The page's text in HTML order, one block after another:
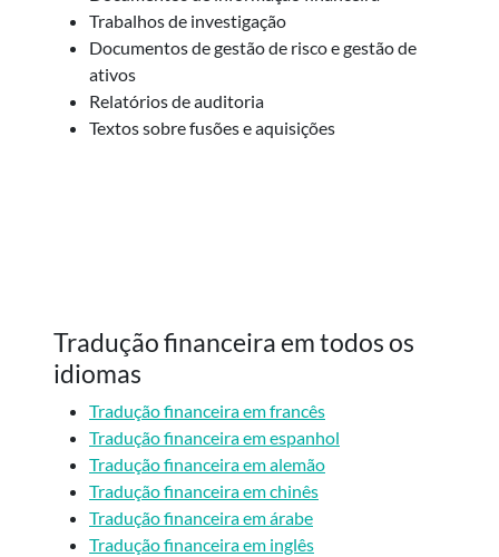
Trabalhos de investigação
Documentos de gestão de risco e gestão de
ativos
Relatórios de auditoria
Textos sobre fusões e aquisições
Tradução financeira em todos os
idiomas
Tradução financeira em francês
Tradução financeira em espanhol
Tradução financeira em alemão
Tradução financeira em chinês
Tradução financeira em árabe
Tradução financeira em inglês